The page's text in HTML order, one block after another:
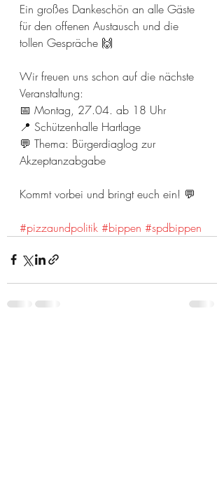
Ein großes Dankeschön an alle Gäste
für den offenen Austausch und die
tollen Gespräche 🙌
Wir freuen uns schon auf die nächste
Veranstaltung:
📅 Montag, 27.04. ab 18 Uhr
📍 Schützenhalle Hartlage
💬 Thema: Bürgerdiaglog zur
Akzeptanzabgabe
Kommt vorbei und bringt euch ein! 💬
#pizzaundpolitik #bippen #spdbippen